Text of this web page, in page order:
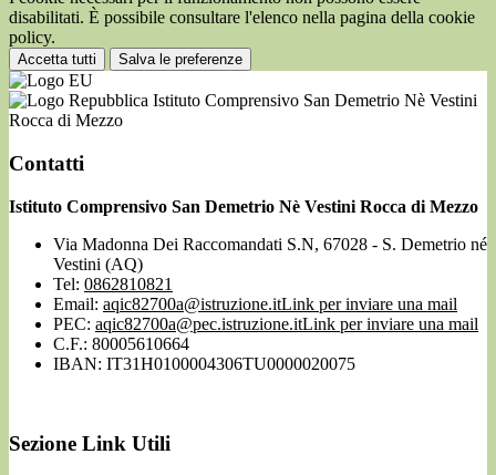
disabilitati. È possibile consultare l'elenco nella pagina della cookie
policy.
Accetta tutti Salva le preferenze
Istituto Comprensivo San Demetrio Nè Vestini
Rocca di Mezzo
Contatti
Istituto Comprensivo San Demetrio Nè Vestini Rocca di Mezzo
Via Madonna Dei Raccomandati S.N, 67028 - S. Demetrio né
Vestini (AQ)
Tel: 0862810821
Email: aqic82700a@istruzione.itLink per inviare una mail
PEC: aqic82700a@pec.istruzione.itLink per inviare una mail
C.F.: 80005610664
IBAN: IT31H0100004306TU0000020075
Sezione Link Utili